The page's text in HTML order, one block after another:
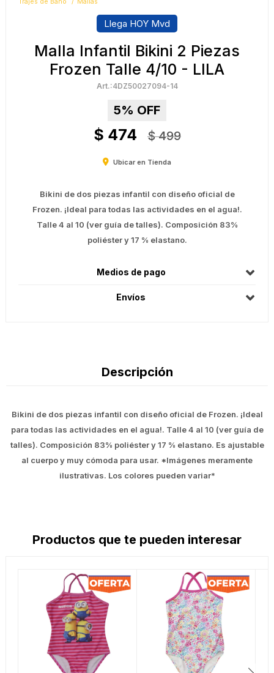
Trajes de Baño Mallas
Llega HOY Mvd
Malla Infantil Bikini 2 Piezas
Frozen Talle 4/10 - LILA
4DZ50027094-14
5
$ 474 $ 499
Ubicar en Tienda
Bikini de dos piezas infantil con diseño oficial de
Frozen. ¡Ideal para todas las actividades en el agua!.
Talle 4 al 10 (ver guía de talles). Composición 83%
poliéster y 17 % elastano.
Medios de pago
Envíos
Descripción
Bikini de dos piezas infantil con diseño oficial de Frozen. ¡Ideal
para todas las actividades en el agua!. Talle 4 al 10 (ver guía de
talles). Composición 83% poliéster y 17 % elastano. Es ajustable
al cuerpo y muy cómoda para usar. *Imágenes meramente
ilustrativas. Los colores pueden variar*
Productos que te pueden interesar